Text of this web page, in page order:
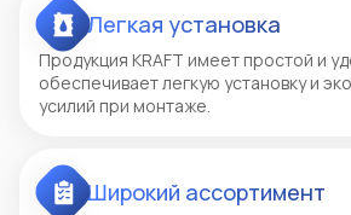
Легкая установка
Продукция KRAFT имеет простой и
обеспечивает легкую установку и
усилий при монтаже.
Широкий ассортимент